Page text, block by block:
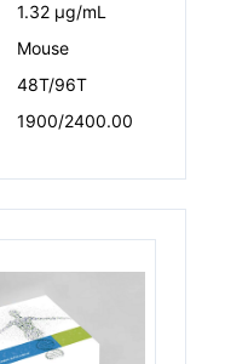
1.32 μg/mL
Mouse
48T/96T
1900/2400.00